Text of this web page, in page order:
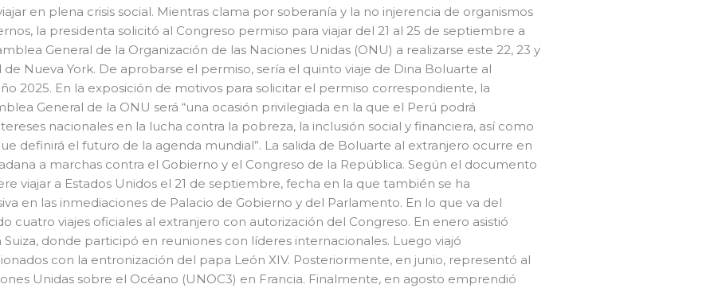
en plena crisis social. Mientras clama por soberanía y la no injerencia de organismos
la presidenta solicitó al Congreso permiso para viajar del 21 al 25 de septiembre a
General de la Organización de las Naciones Unidas (ONU) a realizarse este 22, 23 y
Nueva York. De aprobarse el permiso, sería el quinto viaje de Dina Boluarte al
2025. En la exposición de motivos para solicitar el permiso correspondiente, la
General de la ONU será “una ocasión privilegiada en la que el Perú podrá
nacionales en la lucha contra la pobreza, la inclusión social y financiera, así como
definirá el futuro de la agenda mundial”. La salida de Boluarte al extranjero ocurre en
a marchas contra el Gobierno y el Congreso de la República. Según el documento
viajar a Estados Unidos el 21 de septiembre, fecha en la que también se ha
en las inmediaciones de Palacio de Gobierno y del Parlamento. En lo que va del
cuatro viajes oficiales al extranjero con autorización del Congreso. En enero asistió
donde participó en reuniones con líderes internacionales. Luego viajó
con la entronización del papa León XIV. Posteriormente, en junio, representó al
Unidas sobre el Océano (UNOC3) en Francia. Finalmente, en agosto emprendió